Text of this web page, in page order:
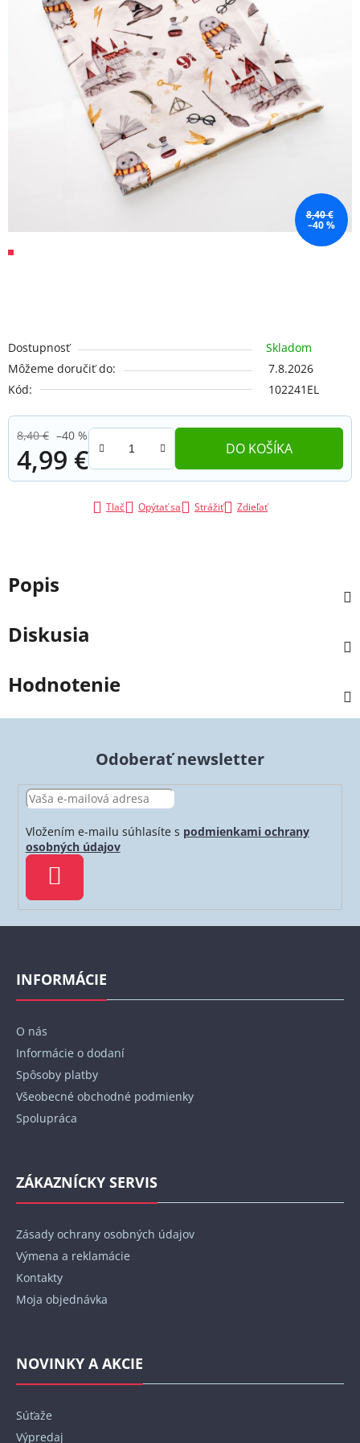
Dostupnosť
Skladom
Môžeme doručiť do:
7.8.2026
Kód:
102241EL
8,40 € –40 %
4,99 €
Jednotková cena:
DO KOŠÍKA
Tlač Opýtať sa Strážiť Zdieľať
8,40 €
–40 %
Popis
Diskusia
Hodnotenie
Odoberať newsletter
Vložením e-mailu súhlasíte s podmienkami ochrany
osobných údajov
SA
Z
INFORMÁCIE
O nás
Informácie o dodaní
Spôsoby platby
Všeobecné obchodné podmienky
Spolupráca
ZÁKAZNÍCKY SERVIS
Zásady ochrany osobných údajov
Výmena a reklamácie
Kontakty
Moja objednávka
NOVINKY A AKCIE
Súťaže
Výpredaj